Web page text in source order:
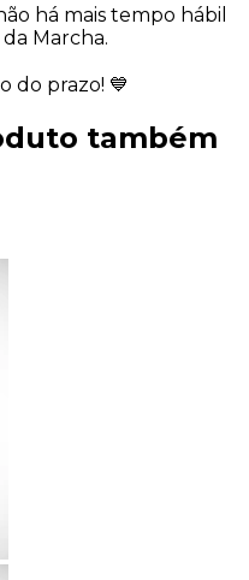
há mais tempo hábil
Marcha.
do prazo! 💙
também